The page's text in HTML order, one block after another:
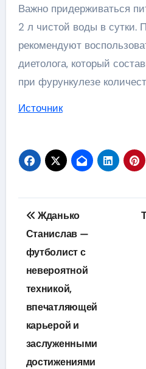
Важно придерживаться
2 л чистой воды в сутки.
рекомендуют
диетолога, который
при фурункулезе
Источник
Навигация
по
записям
Жданько
Станислав —
футболист с
невероятной
техникой,
впечатляющей
карьерой и
заслуженными
достижениями